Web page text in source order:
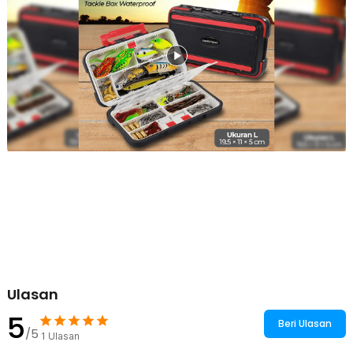
penyimpanan di kedua sisi kotak yang memungkinkan Anda untuk
memisahkan kail, umpan, dan aksesoris lainnya berdasarkan jenis.
Ini membantu Anda menjaga peralatan tetap rapi dan mudah
ditemukan saat sedang memancing, sehingga memudahkan proses
pemilihan peralatan yang tepat sesuai kebutuhan.
Partisi Fleksibel yang Dapat Diatur Sesuai Kebutuhan
Kotak ini menawarkan fleksibilitas tinggi dengan partisi yang dapat
dilepas dan diatur sesuai kebutuhan. Jika Anda membutuhkan ruang
lebih luas untuk menyimpan alat pancing yang lebih besar, Anda
dapat dengan mudah melepas partisinya. Setiap partisi dilengkapi
ruangan, di mana cuaca tidak dapat diprediksi. Fitur waterproof ini
memastikan peralatan Anda tetap kering dan aman, bahkan dalam
kondisi basah.
Sistem Penguncian yang Aman dan Rapat
Ulasan
5/5 1 Ulasan
Beri Ulasan